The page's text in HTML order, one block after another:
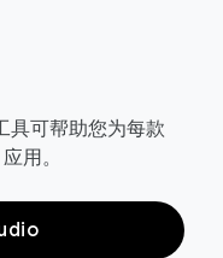
具可帮助您为每款
用。